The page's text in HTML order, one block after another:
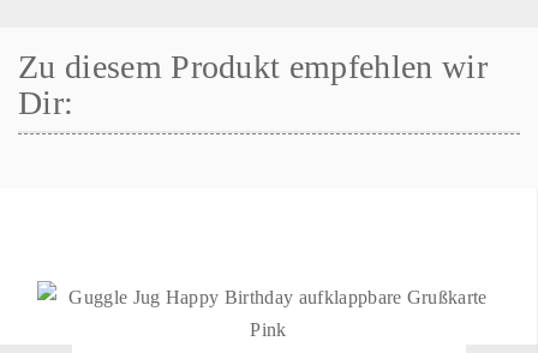
Zu diesem Produkt empfehlen wir
Dir: